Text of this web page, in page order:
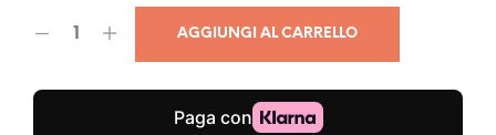
AGGIUNGI AL CARRELLO